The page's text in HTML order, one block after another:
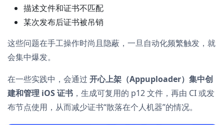
描述文件和证书不匹配
某次发布后证书被吊销
这些问题在手工操作时尚且隐蔽，一旦自动化频繁触发，就
会集中爆发。
在一些实践中，会通过 开心上架（Appuploader）集中创
建和管理 iOS 证书 ，生成可复用的 p12 文件，再由 CI 或发
布节点使用，从而减少证书“散落在个人机器”的情况。